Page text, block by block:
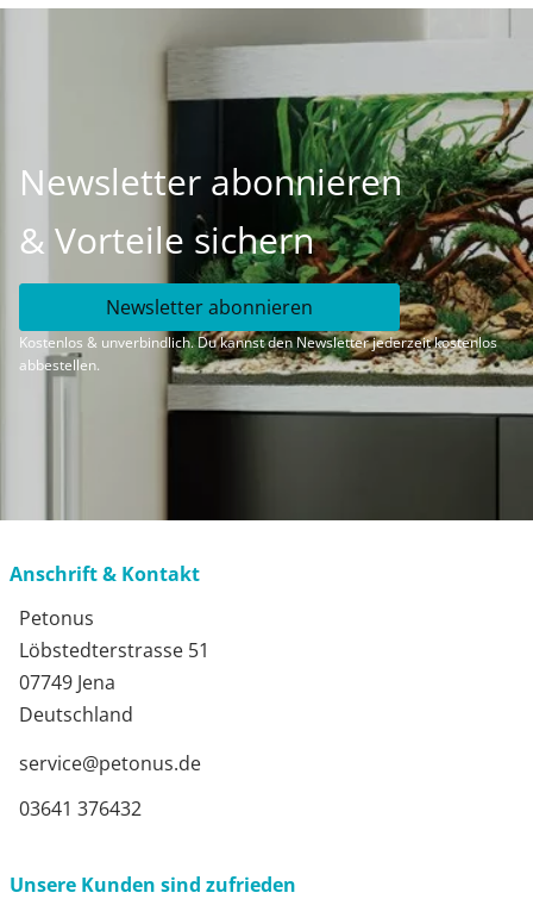
Newsletter abonnieren
& Vorteile sichern
Newsletter abonnieren
Kostenlos & unverbindlich. Du kannst den Newsletter jederzeit kostenlos
abbestellen.
Anschrift & Kontakt
Petonus
Löbstedterstrasse 51
07749 Jena
Deutschland
service@petonus.de
03641 376432
Unsere Kunden sind zufrieden